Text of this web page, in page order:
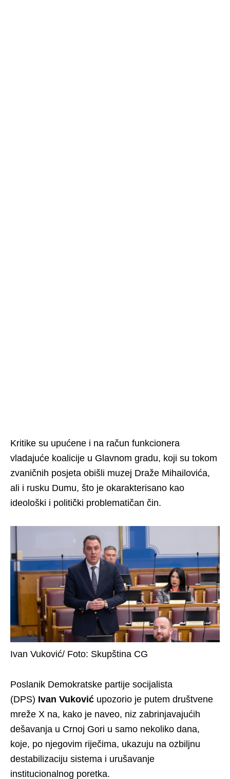
Kritike su upućene i na račun funkcionera
vladajuće koalicije u Glavnom gradu, koji su tokom
zvaničnih posjeta obišli muzej Draže Mihailovića,
ali i rusku Dumu, što je okarakterisano kao
ideološki i politički problematičan čin.
Ivan Vuković/ Foto: Skupština CG
Poslanik Demokratske partije socijalista
(DPS) Ivan Vuković upozorio je putem društvene
mreže X na, kako je naveo, niz zabrinjavajućih
dešavanja u Crnoj Gori u samo nekoliko dana,
koje, po njegovim riječima, ukazuju na ozbiljnu
destabilizaciju sistema i urušavanje
institucionalnog poretka.